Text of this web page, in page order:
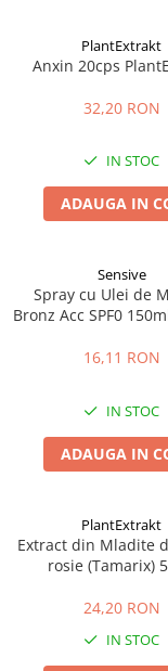
PlantExtrakt
Anxin 20cps
32,20 RON
IN STOC
ADAUGA IN
Sensive
Spray cu Ulei de
Bronz Acc SPF0
16,11 RON
IN STOC
ADAUGA IN
PlantExtrakt
Extract din Mladite
rosie (Tamarix)
24,20 RON
IN STOC